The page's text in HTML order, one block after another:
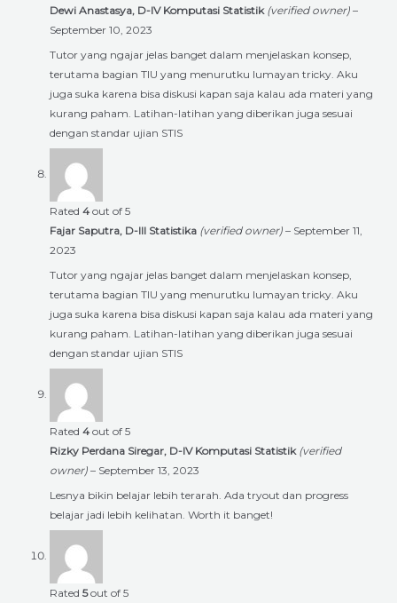
Dewi Anastasya, D-IV Komputasi Statistik (verified owner) –
September 10, 2023
Tutor yang ngajar jelas banget dalam menjelaskan konsep,
terutama bagian TIU yang menurutku lumayan tricky. Aku
juga suka karena bisa diskusi kapan saja kalau ada materi yang
kurang paham. Latihan-latihan yang diberikan juga sesuai
dengan standar ujian STIS
Rated 4 out of 5
Fajar Saputra, D-III Statistika (verified owner) – September 11,
2023
Tutor yang ngajar jelas banget dalam menjelaskan konsep,
terutama bagian TIU yang menurutku lumayan tricky. Aku
juga suka karena bisa diskusi kapan saja kalau ada materi yang
kurang paham. Latihan-latihan yang diberikan juga sesuai
dengan standar ujian STIS
Rated 4 out of 5
Rizky Perdana Siregar, D-IV Komputasi Statistik (verified
owner) – September 13, 2023
Lesnya bikin belajar lebih terarah. Ada tryout dan progress
belajar jadi lebih kelihatan. Worth it banget!
Rated 5out of 5